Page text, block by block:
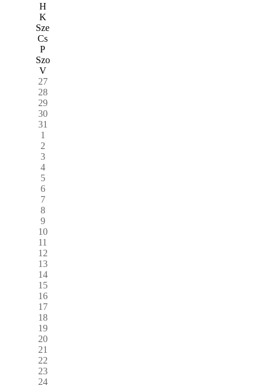
H
K
Sze
Cs
P
Szo
V
27
28
29
30
31
1
2
3
4
5
6
7
8
9
10
11
12
13
14
15
16
17
18
19
20
21
22
23
24